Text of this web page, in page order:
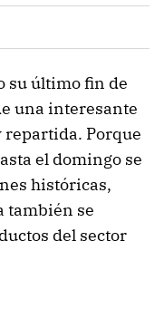
su último fin de
una interesante
repartida. Porque
el domingo se
históricas,
también se
del sector